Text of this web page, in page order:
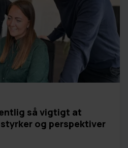
så vigtigt at
og perspektiver